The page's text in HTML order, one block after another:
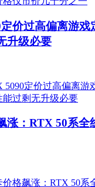
价过高偏离游戏
升级必要
涨：RTX 50系全